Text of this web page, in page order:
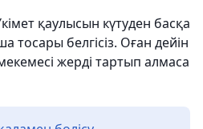
қаулысын күтуден басқа
тосары белгісіз. Оған дейін
жерді тартып алмаса